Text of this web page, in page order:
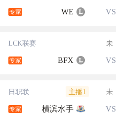
专家 WE VS
LCK联赛 未
专家 BFX VS
日职联 主播1 未
专家 横滨水手 VS